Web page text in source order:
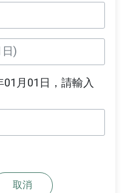
月01日，請輸入
取消